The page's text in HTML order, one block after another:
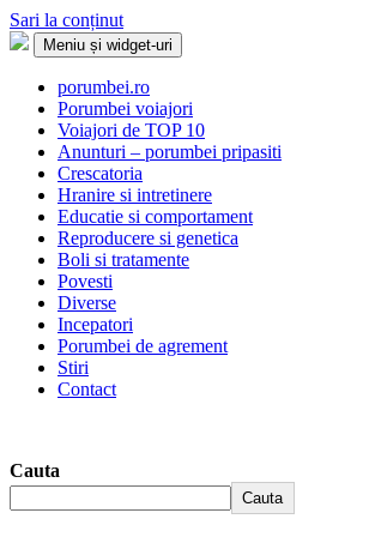
Sari la conținut
Porumbei.ro
Enciclopedia porumbelului
Meniu și widget-uri
porumbei.ro
Porumbei voiajori
Voiajori de TOP 10
Anunturi – porumbei pripasiti
Crescatoria
Hranire si intretinere
Educatie si comportament
Reproducere si genetica
Boli si tratamente
Povesti
Diverse
Incepatori
Porumbei de agrement
Stiri
Contact
Cauta
Cauta